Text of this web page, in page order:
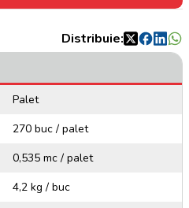
Distribuie:
Palet
270 buc / palet
0,535 mc / palet
4,2 kg / buc